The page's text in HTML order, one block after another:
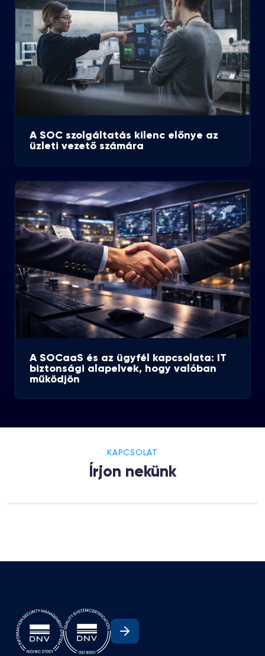
A SOC szolgáltatás kilenc előnye az
üzleti vezető számára
A SOCaaS és az ügyfél kapcsolata: IT
biztonsági alapelvek, hogy valóban
működjön
KAPCSOLAT
Írjon nekünk